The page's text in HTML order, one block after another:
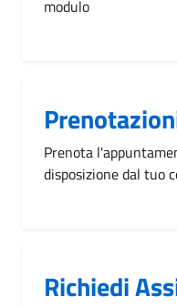
modulo
Prenota
disposizione dal tuo
Richiedi